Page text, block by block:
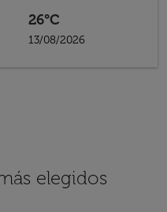
26°C
13/08/2026
elegidos